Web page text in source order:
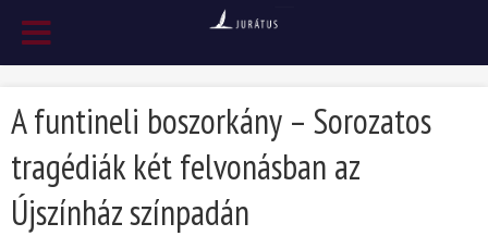
A funtineli boszorkány – Sorozatos
tragédiák két felvonásban az
Újszínház színpadán